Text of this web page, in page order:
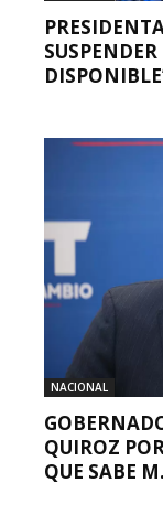
NACIONAL
QUIROZ
QUE SABE